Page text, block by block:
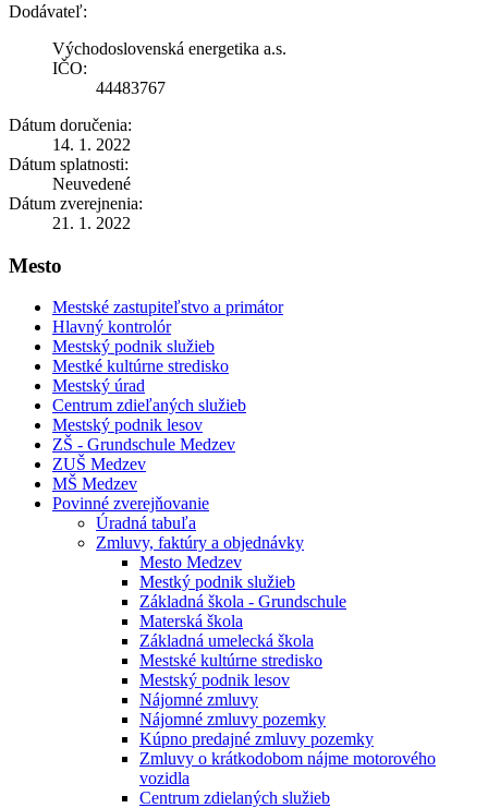
Dodávateľ:
Východoslovenská energetika a.s.
IČO:
44483767
Dátum doručenia:
14. 1. 2022
Dátum splatnosti:
Neuvedené
Dátum zverejnenia:
21. 1. 2022
Mesto
Mestské zastupiteľstvo a primátor
Hlavný kontrolór
Mestský podnik služieb
Mestké kultúrne stredisko
Mestský úrad
Centrum zdieľaných služieb
Mestský podnik lesov
ZŠ - Grundschule Medzev
ZUŠ Medzev
MŠ Medzev
Povinné zverejňovanie
Úradná tabuľa
Zmluvy, faktúry a objednávky
Mesto Medzev
Mestký podnik služieb
Základná škola - Grundschule
Materská škola
Základná umelecká škola
Mestské kultúrne stredisko
Mestský podnik lesov
Nájomné zmluvy
Nájomné zmluvy pozemky
Kúpno predajné zmluvy pozemky
Zmluvy o krátkodobom nájme motorového
vozidla
Centrum zdielaných služieb